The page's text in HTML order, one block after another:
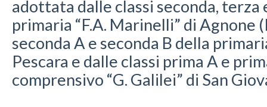
adottata dalle classi seconda, terza
primaria “F.A. Marinelli” di Agnone
seconda A e seconda B della
Pescara e dalle classi prima A e
comprensivo “G. Galilei” di San